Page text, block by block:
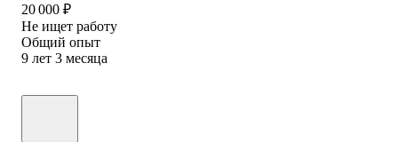
20 000 ₽
Не ищет работу
Общий опыт
9 лет 3 месяца